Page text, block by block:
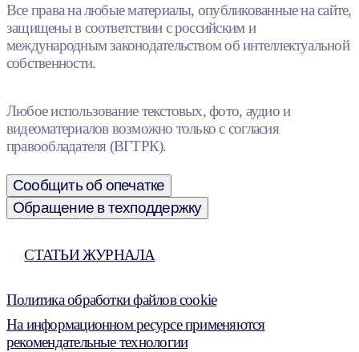
Все права на любые материалы, опубликованные на сайте,
защищены в соответствии с российским и
международным законодательством об интеллектуальной
собственности.
Любое использование текстовых, фото, аудио и
видеоматериалов возможно только с согласия
правообладателя (ВГТРК).
Сообщить об опечатке
Обращение в техподдержку
СТАТЬИ ЖУРНАЛА
Политика обработки файлов cookie
На информационном ресурсе применяются
рекомендательные технологии